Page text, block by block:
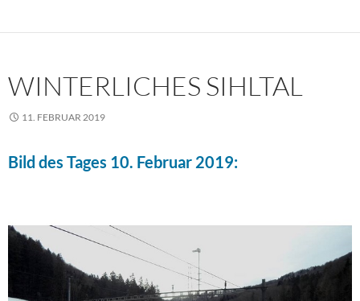
WINTERLICHES SIHLTAL
11. FEBRUAR 2019
Bild des Tages 10. Februar 2019: